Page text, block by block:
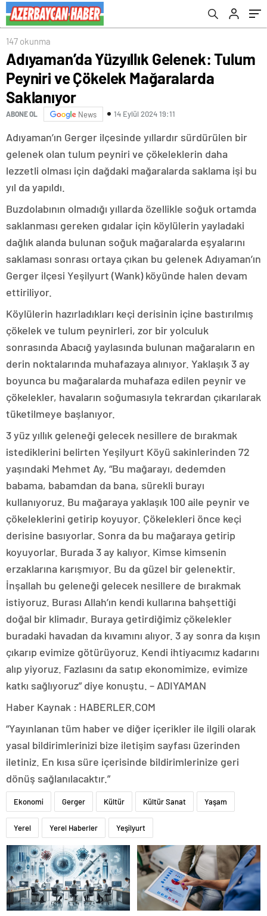
147 okunma
Adıyaman’da Yüzyıllık Gelenek: Tulum
Peyniri ve Çökelek Mağaralarda
Saklanıyor
ABONE OL News 14 Eylül 2024 19:11
Adıyaman’ın Gerger ilçesinde yıllardır sürdürülen bir
gelenek olan tulum peyniri ve çökeleklerin daha
lezzetli olması için dağdaki mağaralarda saklama işi bu
yıl da yapıldı.
Buzdolabının olmadığı yıllarda özellikle soğuk ortamda
saklanması gereken gıdalar için köylülerin yayladaki
dağlık alanda bulunan soğuk mağaralarda eşyalarını
saklaması sonrası ortaya çıkan bu gelenek Adıyaman’ın
Gerger ilçesi Yeşilyurt (Wank) köyünde halen devam
ettiriliyor.
Köylülerin hazırladıkları keçi derisinin içine bastırılmış
çökelek ve tulum peynirleri, zor bir yolculuk
sonrasında Abacığ yaylasında bulunan mağaraların en
derin noktalarında muhafazaya alınıyor. Yaklaşık 3 ay
boyunca bu mağaralarda muhafaza edilen peynir ve
çökelekler, havaların soğumasıyla tekrardan çıkarılarak
tüketilmeye başlanıyor.
3 yüz yıllık geleneği gelecek nesillere de bırakmak
istediklerini belirten Yeşilyurt Köyü sakinlerinden 72
yaşındaki Mehmet Ay, “Bu mağarayı, dedemden
babama, babamdan da bana, sürekli burayı
kullanıyoruz. Bu mağaraya yaklaşık 100 aile peynir ve
çökeleklerini getirip koyuyor. Çökelekleri önce keçi
derisine basıyorlar. Sonra da bu mağaraya getirip
koyuyorlar. Burada 3 ay kalıyor. Kimse kimsenin
erzaklarına karışmıyor. Bu da güzel bir gelenektir.
İnşallah bu geleneği gelecek nesillere de bırakmak
istiyoruz. Burası Allah’ın kendi kullarına bahşettiği
doğal bir klimadır. Buraya getirdiğimiz çökelekler
buradaki havadan da kıvamını alıyor. 3 ay sonra da kışın
çıkarıp evimize götürüyoruz. Kendi ihtiyacımız kadarını
alıp yiyoruz. Fazlasını da satıp ekonomimize, evimize
katkı sağlıyoruz” diye konuştu. – ADIYAMAN
Haber Kaynak : HABERLER.COM
“Yayınlanan tüm haber ve diğer içerikler ile ilgili olarak
yasal bildirimlerinizi bize iletişim sayfası üzerinden
iletiniz. En kısa süre içerisinde bildirimlerinize geri
dönüş sağlanılacaktır.”
Ekonomi Gerger Kültür Kültür Sanat Yaşam
Yerel Yerel Haberler Yeşilyurt